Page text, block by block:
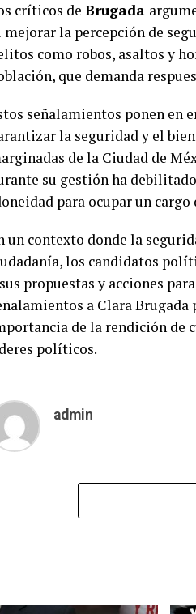
críticos de Brugada
mejorar la percepción de
como robos, asaltos y
que demanda
señalamientos ponen en
la seguridad y el
de la Ciudad de
su gestión ha
para ocupar un
un contexto donde la
los candidatos
propuestas y acciones
a Clara
de la rendición de
políticos.
admin